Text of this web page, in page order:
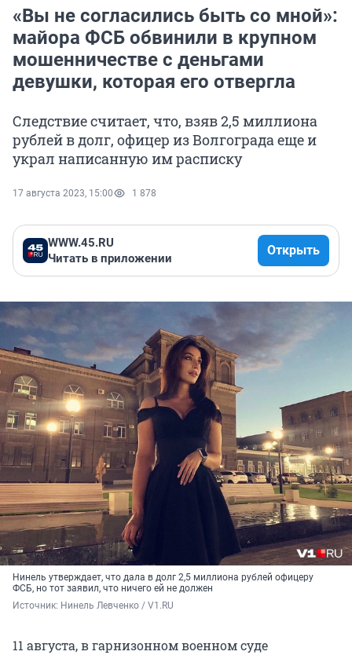
«Вы не согласились быть со мной»:
майора ФСБ обвинили в крупном
мошенничестве с деньгами
девушки, которая его отвергла
Следствие считает, что, взяв 2,5 миллиона
рублей в долг, офицер из Волгограда еще и
украл написанную им расписку
17 августа 2023, 15:00 1 878
WWW.45.RU
Читать в приложении
Открыть
Нинель утверждает, что дала в долг 2,5 миллиона рублей офицеру
ФСБ, но тот заявил, что ничего ей не должен
Источник: Нинель Левченко / V1.RU
11 августа, в гарнизонном военном суде